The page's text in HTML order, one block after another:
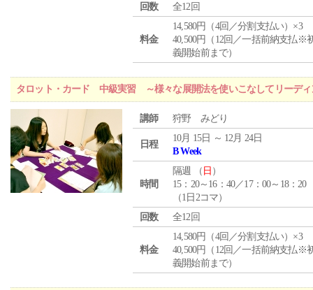
回数
全12回
料金
14,580円（4回／分割支払い）×3
40,500円（12回／一括前納支払※
義開始前まで）
タロット・カード 中級実習 ～様々な展開法を使いこなしてリーディ
講師 狩野 みどり
日程
10月 15日 ～ 12月 24日
B Week
時間
隔週 （ 日 ）
15：20～16：40／17：00～18：20
（1日2コマ）
回数
全12回
料金
14,580円（4回／分割支払い）×3
40,500円（12回／一括前納支払※
義開始前まで）